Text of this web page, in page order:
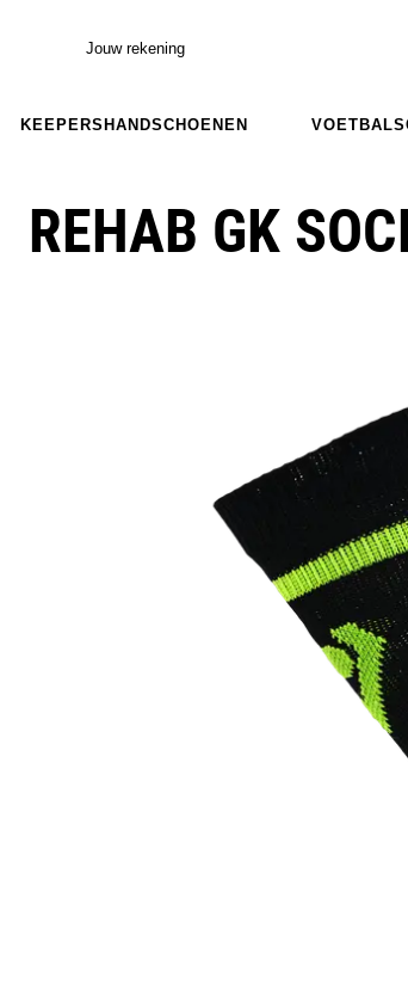
Jouw rekening
KEEPERSHANDSCHOENEN
REHAB GK